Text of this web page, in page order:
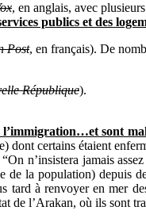
, en anglais, avec
publics et des
Post, en français). De
République).
sont
dont certains étaient
n’insistera jamais
la population) depuis
tard à renvoyer en mer
de l’Arakan, où ils sont